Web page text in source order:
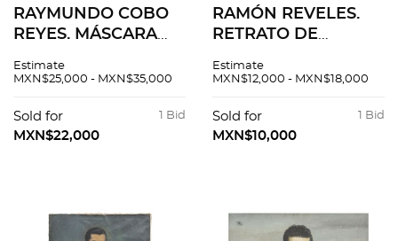
RAYMUNDO COBO
REYES. MÁSCARA
MANOS DE "CALIFA
GAONA. Fundiciones
en bronce. Firmadas
Estimate
MXN$25,000 - MXN$35,000
1 Bid
Sold for
MXN$22,000
RAMÓN REVELES.
RETRATO DE
JIMÉNEZ. Óleo sobre
"Reveles". 60 x 45
cm.
Estimate
MXN$12,000 - MXN$18,000
1 Bid
Sold for
MXN$10,000